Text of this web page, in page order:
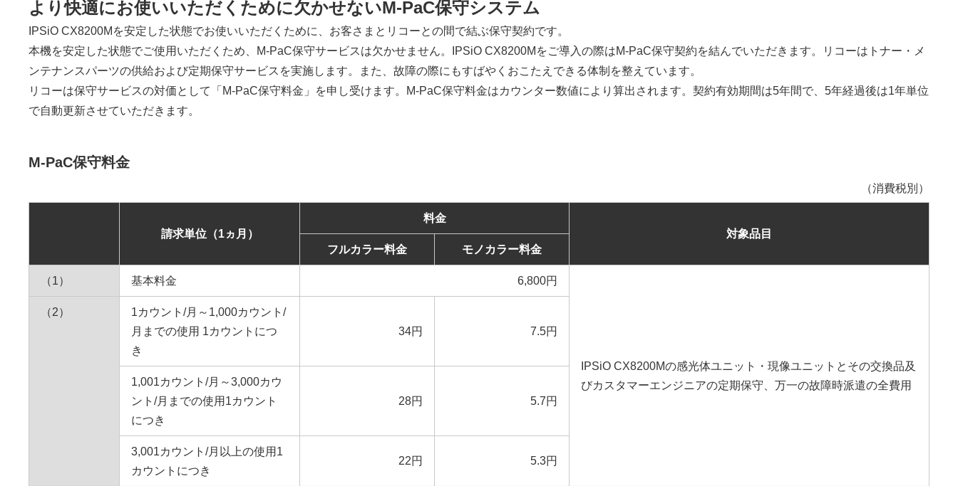
より快適にお使いいただくために欠かせないM-PaC保守システム
IPSiO CX8200Mを安定した状態でお使いいただくために、お客さまとリコーとの間で結ぶ保守契約です。
本機を安定した状態でご使用いただくため、M-PaC保守サービスは欠かせません。IPSiO CX8200Mをご導入の際はM-PaC保守契約を結んでいただきます。リコーはトナー・メ
ンテナンスパーツの供給および定期保守サービスを実施します。また、故障の際にもすばやくおこたえできる体制を整えています。
リコーは保守サービスの対価として「M-PaC保守料金」を申し受けます。M-PaC保守料金はカウンター数値により算出されます。契約有効期間は5年間で、5年経過後は1年単位
で自動更新させていただきます。
M-PaC保守料金
（消費税別）
請求単位（1ヵ月）
料金
対象品目
フルカラー料金
モノカラー料金
（1） 基本料金 6,800円
IPSiO CX8200Mの感光体ユニット・現像ユニットとその交換品及
びカスタマーエンジニアの定期保守、万一の故障時派遣の全費用
（2）
1カウント/月～1,000カウント/
月までの使用 1カウントにつ
き
34円 7.5円
1,001カウント/月～3,000カウ
ント/月までの使用1カウント
につき
28円 5.7円
3,001カウント/月以上の使用1
カウントにつき
22円 5.3円